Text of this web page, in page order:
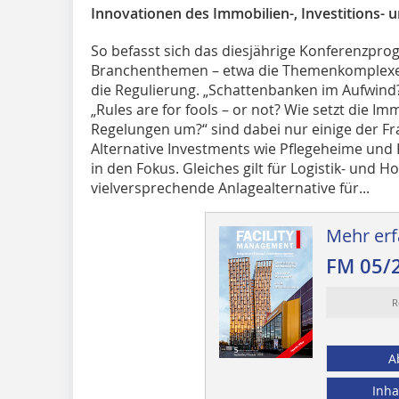
Innovationen des Immobilien-, ­Investitions-
So befasst sich das diesjährige
Branchenthemen – etwa die
die Regulierung. „Schattenbanken im
„Rules are for fools – or not? Wie setzt die
Regelungen um?“ sind dabei nur einige der
Alternative Investments wie Pflegeheime
in den Fokus. Gleiches gilt für Logistik- und
vielversprechende Anlagealternative für...
Mehr
FM 05/